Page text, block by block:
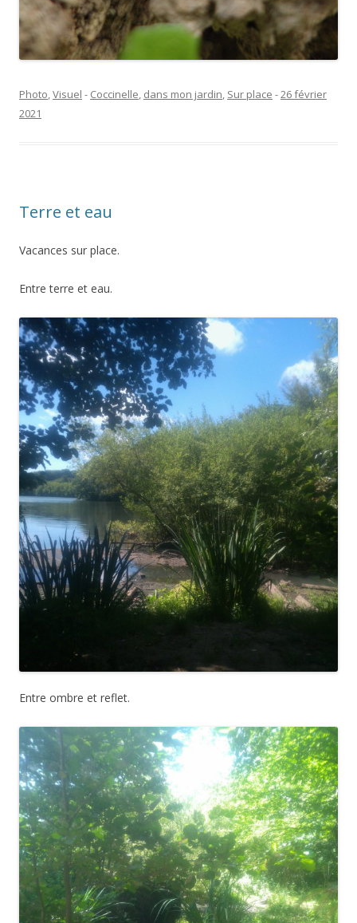
Photo,Visuel - Coccinelle, dans mon jardin, Sur place -26 février
2021
Terre et eau
Vacances sur place.
Entre terre et eau.
Entre ombre et reflet.